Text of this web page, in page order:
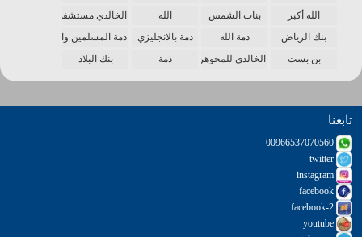
الله أكبر
بنات الشمس الله
الخالدي مستشفى
بنك الرياض
ذمة الله ذمة بالانجليزي
ذمة المسلمين واحدة
بن بست
الخالدي للمجوهرات ذمة بنك البلاد
تابعنا